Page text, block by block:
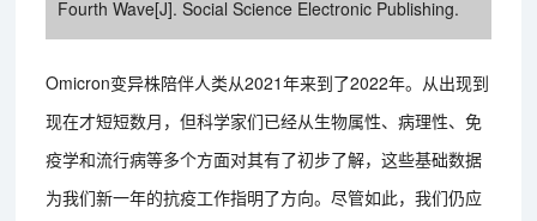
Fourth Wave[J]. Social Science Electronic Publishing.
Omicron变异株陪伴人类从2021年来到了2022年。从出现到
现在才短短数月，但科学家们已经从生物属性、病理性、免
疫学和流行病等多个方面对其有了初步了解，这些基础数据
为我们新一年的抗疫工作指明了方向。尽管如此，我们仍应